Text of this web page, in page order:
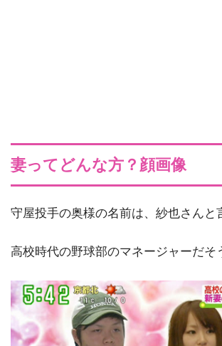
妻ってどんな方？顔画像
守屋投手の奥様の名前は、紗也さんと
高校時代の野球部のマネージャーだそ